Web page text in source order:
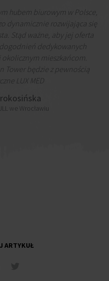
hubem biurowym w Polsce,
dynamicznie rozwijająca się
Stąd ważne, aby jej oferta
dedykowanych
mieszkańcom.
Tower będzie z pewnością
LUX MED
we Wrocławiu
ARTYKUŁ